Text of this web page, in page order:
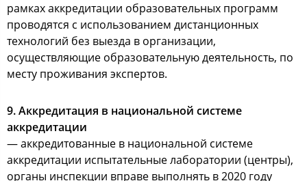
рамках аккредитации образовательных программ
проводятся с использованием дистанционных
технологий без выезда в организации,
осуществляющие образовательную деятельность, по
месту проживания экспертов.
9. Аккредитация в национальной системе
аккредитации
— аккредитованные в национальной системе
аккредитации испытательные лаборатории (центры),
органы инспекции вправе выполнять в 2020 году